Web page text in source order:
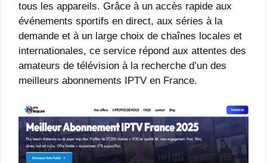
tous les appareils. Grâce à un accès rapide aux
événements sportifs en direct, aux séries à la
demande et à un large choix de chaînes locales et
internationales, ce service répond aux attentes des
amateurs de télévision à la recherche d’un des
meilleurs abonnements IPTV en France.